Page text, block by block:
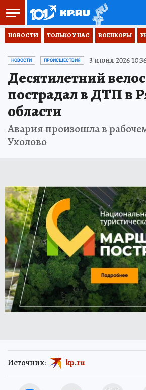
НОВОСТИ ТОЛЬКО У НАС ВОЕНКОРЫ
НОВОСТИ ПРОИСШЕСТВИЯ 3 июня 2026
Десятилетний
пострадал в ДТП в
области
Авария произошла в
Ухолово
Источник: kp.ru